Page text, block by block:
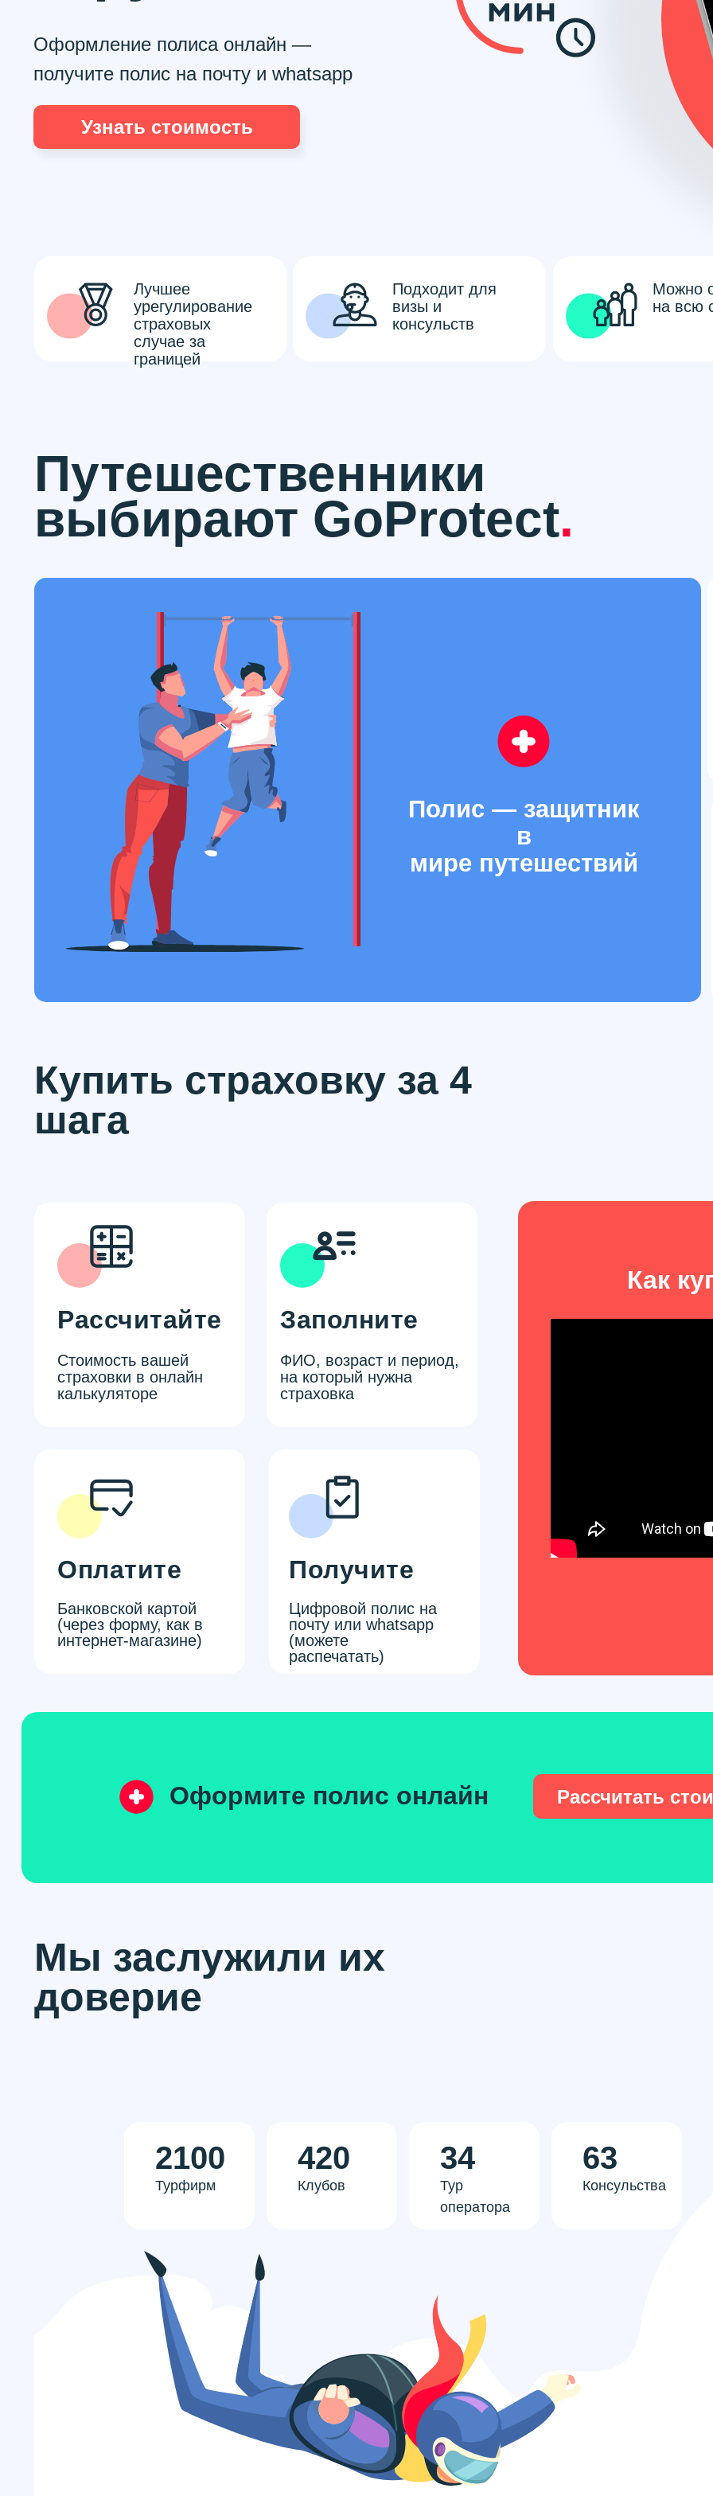
Оформление полиса онлайн —
получите полис на почту и whatsapp
Узнать стоимость
Лучшее
урегулирование
страховых
случае за
границей
Подходит для
визы и
консульств
Можно
на всю
Путешественники
выбирают GoProtect.
Полис — защитник
в
мире путешествий
Купить страховку за 4
шага
Рассчитайте Заполните
Получите
Оплатите
Стоимость вашей
страховки в онлайн
калькуляторе
ФИО, возраст и период,
на который нужна
страховка
Банковской картой
(через форму, как в
интернет-магазине)
Цифровой полис на
почту или whatsapp
(можете
распечатать)
Как
Рассчитать
Оформите полис онлайн
Мы заслужили их
доверие
2100
Турфирм
420
Клубов
34
Тур
оператора
63
Консульства